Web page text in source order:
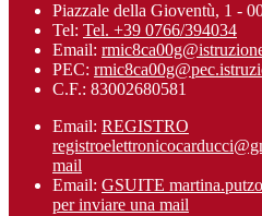
Piazzale della Gioventù, 1 -
Tel: Tel. +39 0766/394034
Email:
PEC:
C.F.: 83002680581
Email: REGISTRO
mail
Email: GSUITE
per inviare una mail